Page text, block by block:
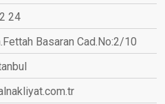
24
Basaran Cad.No:2/10